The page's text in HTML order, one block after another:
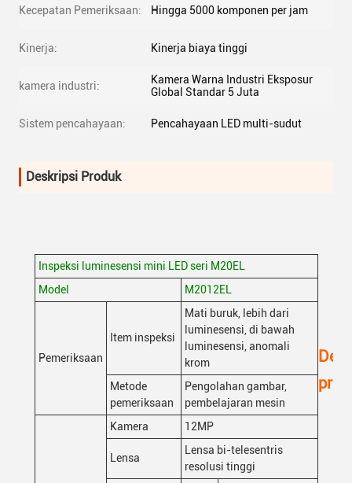
Kecepatan Pemeriksaan: Hingga 5000 komponen per jam
Kinerja: Kinerja biaya tinggi
kamera industri:
Kamera Warna Industri Eksposur
Global Standar 5 Juta
Sistem pencahayaan: Pencahayaan LED multi-sudut
Deskripsi Produk
Inspeksi luminesensi mini LED seri M20EL
Model
M2012EL
Pemeriksaan
Item inspeksi
Mati buruk, lebih dari
luminesensi, di bawah
luminesensi, anomali
krom
Metode
pemeriksaan
Pengolahan gambar,
pembelajaran mesin
Kamera 12MP
Lensa
Lensa bi-telesentris
resolusi tinggi